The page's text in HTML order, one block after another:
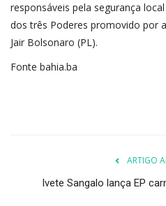
responsáveis pela segurança
dos três Poderes promovido por
Jair Bolsonaro (PL).
Fonte bahia.ba
ARTIGO
Ivete Sangalo lança EP